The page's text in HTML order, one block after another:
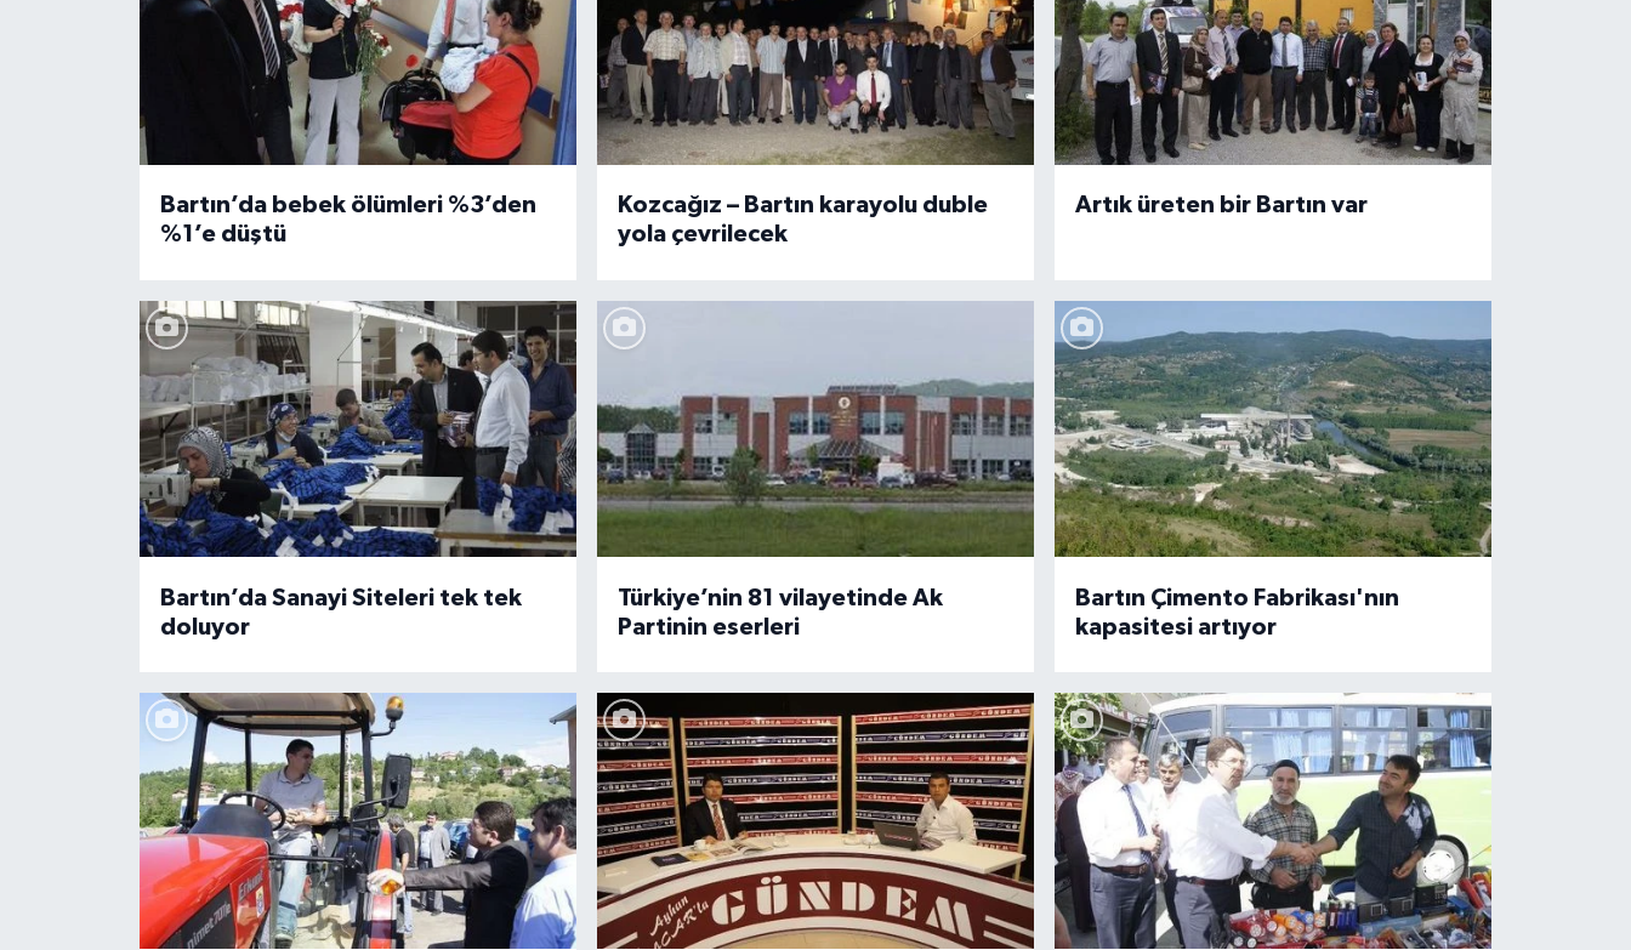
Bartın’da bebek ölümleri %3’den
%1’e düştü
Kozcağız – Bartın karayolu duble
yola çevrilecek
Artık üreten bir Bartın var
Bartın’da Sanayi Siteleri tek tek
doluyor
Türkiye’nin 81 vilayetinde Ak
Partinin eserleri
Bartın Çimento Fabrikası'nın
kapasitesi artıyor